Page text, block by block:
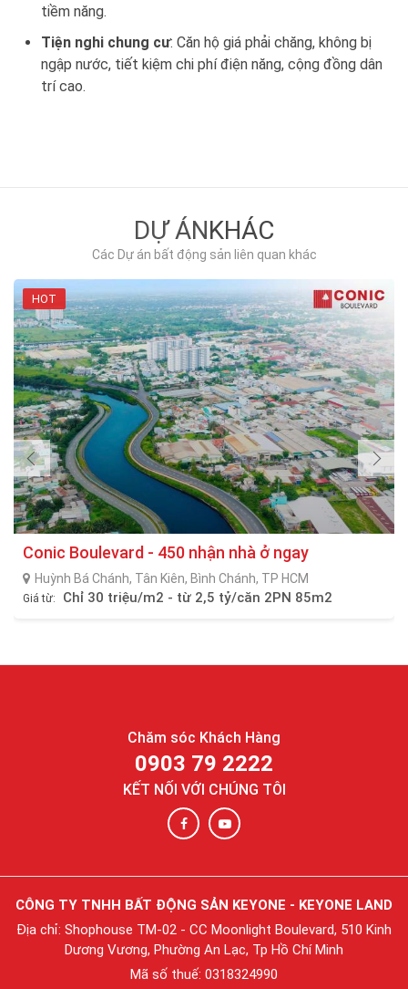
tiềm năng.
Tiện nghi chung cư: Căn hộ giá phải chăng, không bị
ngập nước, tiết kiệm chi phí điện năng, cộng đồng dân
trí cao.
DỰ ÁNKHÁC
Các Dự án bất động sản liên quan khác
HOT
DESTINO CENTRO - Bến Lức, Long An
54 Quốc lộ 1A, Mỹ Yên, Bến Lức, Long An
Giá từ: 1 tỷ/căn 1PN
CÔNG TY TNHH BẤT ĐỘNG SẢN KEYONE - KEYONE LAND
Địa chỉ: Shophouse TM-02 - CC Moonlight Boulevard, 510 Kinh
Dương Vương, Phường An Lạc, Tp Hồ Chí Minh
Mã số thuế: 0318324990
Chăm sóc Khách Hàng
0903 79 2222
KẾT NỐI VỚI CHÚNG TÔI